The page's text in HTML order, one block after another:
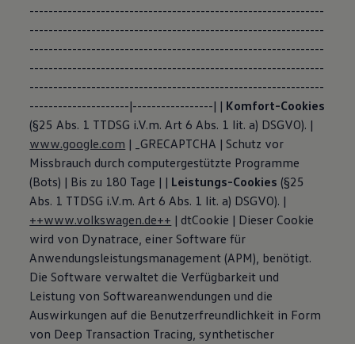
--------------------------------------------------------------
--------------------------------------------------------------
--------------------------------------------------------------
--------------------------------------------------------------
--------------------------------------------------------------
---------------------|-----------------| | Komfort-Cookies
(§25 Abs. 1 TTDSG i.V.m. Art 6 Abs. 1 lit. a) DSGVO). |
www.google.com | _GRECAPTCHA | Schutz vor
Missbrauch durch computergestützte Programme
(Bots) | Bis zu 180 Tage | | Leistungs-Cookies (§25
Abs. 1 TTDSG i.V.m. Art 6 Abs. 1 lit. a) DSGVO). |
++www.volkswagen.de++ | dtCookie | Dieser Cookie
wird von Dynatrace, einer Software für
Anwendungsleistungsmanagement (APM), benötigt.
Die Software verwaltet die Verfügbarkeit und
Leistung von Softwareanwendungen und die
Auswirkungen auf die Benutzerfreundlichkeit in Form
von Deep Transaction Tracing, synthetischer